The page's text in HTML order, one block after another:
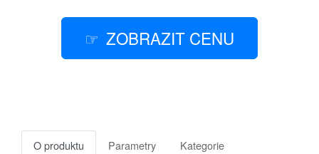
ZOBRAZIT CENU
O produktu Parametry Kategorie